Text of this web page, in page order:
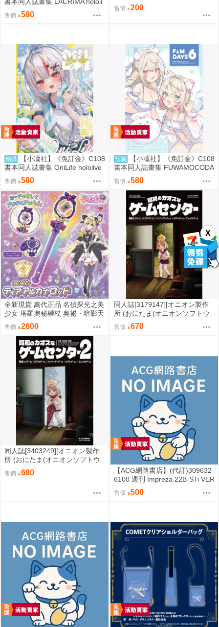
X
ve 一伊那爾栖
售價 580
售價 200
預購
【小凜社】《免訂金》C108
書本同人誌畫集 OniLife hololive
百鬼綾目
售價 580
預購
【小凜社】《免訂金》C108
書本同人誌畫集 FUWAMOCODA
YS6 イコモチ hololive
售價 580
全新現貨 萬代正品 名偵探光之美
少女 塔羅奧秘權杖 奥祕・暗影天
使 權杖 法杖 魔法棒 變身器 森亞
露露卡
售價 2800
同人誌[3179147][オニオン製作
所 (おにたま(オニオンソフトウ
ェア))]昭和のカオスなゲームセ
ンター (其他)
售價 670
同人誌[3403249][オニオン製作
所 (おにたま(オニオンソフトウ
ェア))]昭和のカオスなゲームセ
ンター PART 2 (其他)
售價 680
【ACG網路書店】(代訂)309632
6100 週刊 Impreza 22B-STi VER
SION をつくる (10)
售價 500